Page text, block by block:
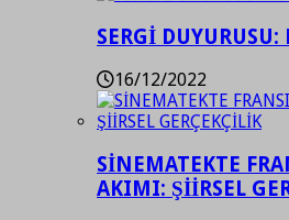
SERGİ DUYURUSU:
16/12/2022
SİNEMATEKTE
AKIMI: ŞİİRSEL